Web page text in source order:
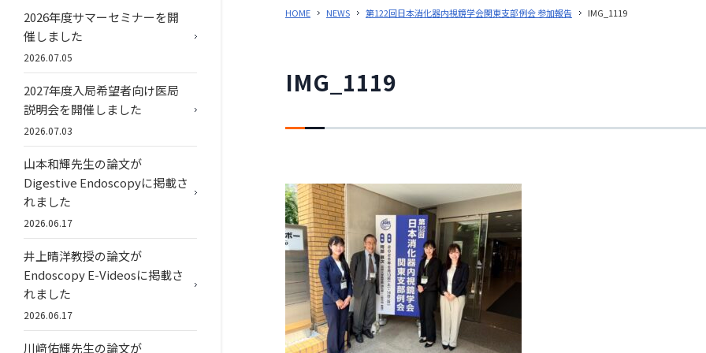
HOME NEWS 第122回日本消化器内視鏡学会関東支部例会 参加報告 IMG_1119
IMG_1119
2026年度サマーセミナーを開
催しました
2026.07.05
2027年度入局希望者向け医局
説明会を開催しました
2026.07.03
山本和輝先生の論文が
Digestive Endoscopyに掲載さ
れました
2026.06.17
井上晴洋教授の論文が
Endoscopy E-Videosに掲載さ
れました
2026.06.17
川﨑佑輝先生の論文が